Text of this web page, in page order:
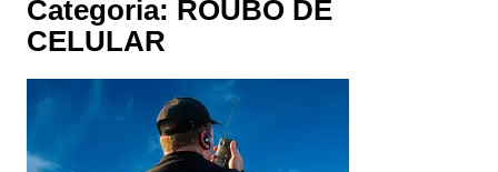
Categoria: ROUBO DE
CELULAR